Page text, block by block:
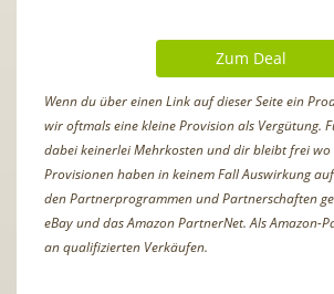
Zum Deal
Wenn du über einen Link auf dieser Seite ein
wir oftmals eine kleine Provision als Vergütung.
dabei keinerlei Mehrkosten und dir bleibt frei wo
Provisionen haben in keinem Fall Auswirkung
den Partnerprogrammen und Partnerschaften
eBay und das Amazon PartnerNet. Als Amazon-
an qualifizierten Verkäufen.